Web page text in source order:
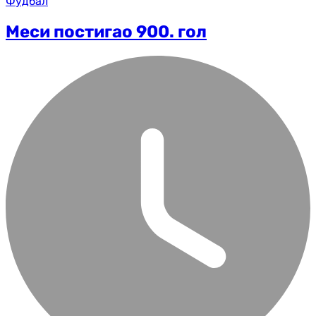
Меси постигао 900. гол